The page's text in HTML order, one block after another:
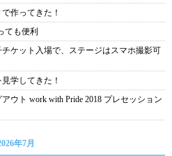
作ってきた！
ても便利
ケット入場で、ステージはスマホ撮影可
学してきた！
ウト work with Pride 2018 プレセッション
年7月